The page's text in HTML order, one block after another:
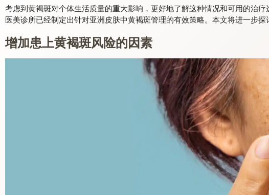
考虑到黄褐斑对个体生活质量的重大影响，更好地了解这种情况和可用的治
医美诊所已经制定出针对亚洲皮肤中黄褐斑管理的有效策略。本文将进一步探
增加患上黄褐斑风险的因素